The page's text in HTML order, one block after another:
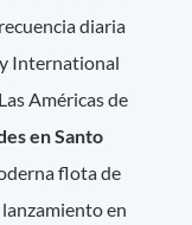
diaria
International
Américas de
en Santo
flota de
en